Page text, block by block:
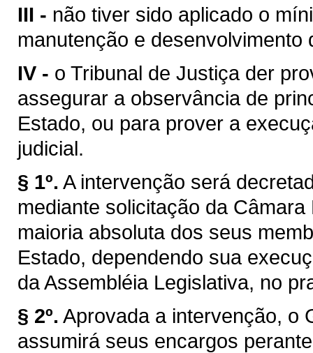
III - não tiver sido aplicado o
manutenção e desenvolvimento
IV - o Tribunal de Justiça der
assegurar a observância de
Estado, ou para prover a
judicial.
§ 1º. A intervenção será
mediante solicitação da
maioria absoluta dos seus
Estado, dependendo sua
da Assembléia Legislativa, no
§ 2º. Aprovada a intervenção, o
assumirá seus encargos